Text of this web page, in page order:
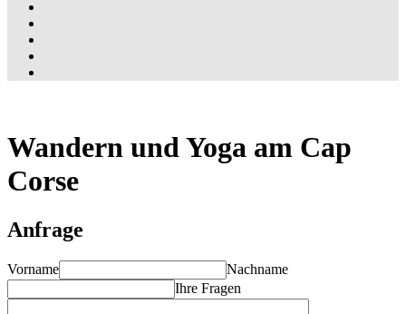
Wandern und Yoga am Cap
Corse
Anfrage
Vorname
Nachname
Ihre Fragen